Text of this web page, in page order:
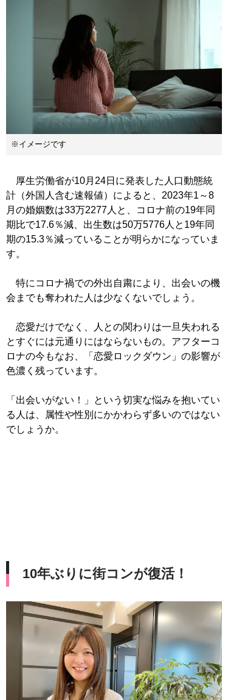
※イメージです
厚生労働省が10月24日に発表した人口動態統
計（外国人含む速報値）によると、2023年1～8
月の婚姻数は33万2277人と、コロナ前の19年同
期比で17.6％減、出生数は50万5776人と19年同
期の15.3％減っていることが明らかになっていま
す。
特にコロナ禍での外出自粛により、出会いの機
会までも奪われた人は少なくないでしょう。
恋愛だけでなく、人との関わりは一旦失われる
とすぐには元通りにはならないもの。アフターコ
ロナの今もなお、「恋愛ロックダウン」の影響が
色濃く残っています。
「出会いがない！」という切実な悩みを抱いてい
る人は、属性や性別にかかわらず多いのではない
でしょうか。
10年ぶりに街コンが復活！